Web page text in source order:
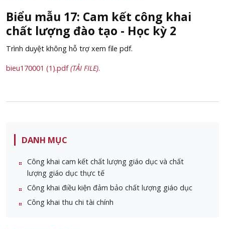
Biểu mẫu 17: Cam kết công khai
chất lượng đào tạo - Học kỳ 2
Trình duyệt không hỗ trợ xem file pdf.
bieu170001 (1).pdf(TẢI FILE).
DANH MỤC
Công khai cam kết chất lượng giáo dục và chất
lượng giáo dục thực tế
Công khai điều kiện đảm bảo chất lượng giáo dục
Công khai thu chi tài chính